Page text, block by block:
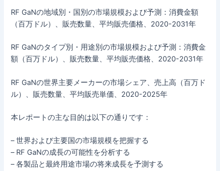
RF GaNの地域別・国別の市場規模および予測：消費金額
（百万ドル）、販売数量、平均販売価格、2020-2031年
RF GaNのタイプ別・用途別の市場規模および予測：消費金
額（百万ドル）、販売数量、平均販売価格、2020-2031年
RF GaNの世界主要メーカーの市場シェア、売上高（百万ド
ル）、販売数量、平均販売単価、2020-2025年
本レポートの主な目的は以下の通りです：
– 世界および主要国の市場規模を把握する
– RF GaNの成長の可能性を分析する
– 各製品と最終用途市場の将来成長を予測する